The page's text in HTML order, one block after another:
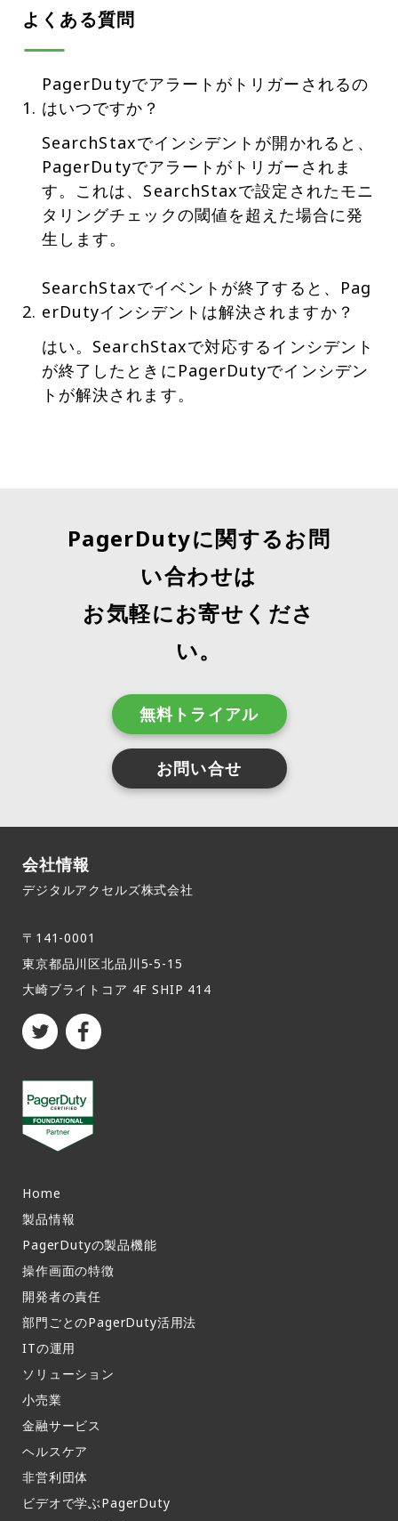
よくある質問
PagerDutyでアラートがトリガーされるの
はいつですか？
SearchStaxでインシデントが開かれると、
PagerDutyでアラートがトリガーされま
す。これは、SearchStaxで設定されたモニ
タリングチェックの閾値を超えた場合に発
生します。
SearchStaxでイベントが終了すると、Pag
erDutyインシデントは解決されますか？
はい。SearchStaxで対応するインシデント
が終了したときにPagerDutyでインシデン
トが解決されます。
PagerDutyに関するお問
い合わせは
お気軽にお寄せくださ
い。
無料トライアル
お問い合せ
会社情報
デジタルアクセルズ株式会社
〒141-0001
東京都品川区北品川5-5-15​
大崎ブライトコア 4F SHIP 414
Home
製品情報​
PagerDutyの製品機能​
操作画面の特徴​
開発者の責任
部門ごとのPagerDuty活用法​
ITの運用​
ソリューション
小売業
金融サービス
ヘルスケア
非営利団体
ビデオで学ぶPagerDuty